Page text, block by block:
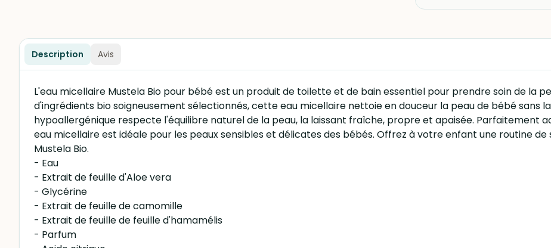
Description Avis
L'eau micellaire Mustela Bio pour bébé est un produit de toilette et de bain essentiel pour prendre soin de la
d'ingrédients bio soigneusement sélectionnés, cette eau micellaire nettoie en douceur la peau de bébé sans
hypoallergénique respecte l'équilibre naturel de la peau, la laissant fraîche, propre et apaisée. Parfaitement
eau micellaire est idéale pour les peaux sensibles et délicates des bébés. Offrez à votre enfant une routine
Mustela Bio.
- Eau
- Extrait de feuille d'Aloe vera
- Glycérine
- Extrait de feuille de camomille
- Extrait de feuille de feuille d'hamamélis
- Parfum